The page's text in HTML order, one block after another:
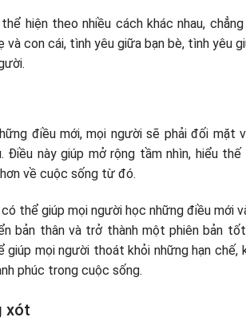
hiện theo nhiều cách khác nhau,
và con cái, tình yêu giữa bạn bè, tình yêu
điều mới, mọi người sẽ phải đối mặt
Điều này giúp mở rộng tầm nhìn, hiểu
về cuộc sống từ đó.
có thể giúp mọi người học những điều mới
bản thân và trở thành một phiên bản
giúp mọi người thoát khỏi những hạn chế,
phúc trong cuộc sống.
xót